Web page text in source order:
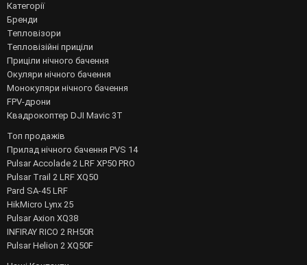
Категорії
Бренди
Тепловізори
Тепловізійні приціли
Приціли нічного бачення
Окуляри нічного бачення
Монокуляри нічного бачення
FPV-дрони
Квадрокоптер DJI Mavic 3T
Топ продажів
Прилад нічного бачення PVS 14
Pulsar Accolade 2 LRF XP50 PRO
Pulsar Trail 2 LRF XQ50
Pard SA-45 LRF
HikMicro Lynx 25
Pulsar Axion XQ38
INFIRAY RICO 2 RH50R
Pulsar Helion 2 XQ50F